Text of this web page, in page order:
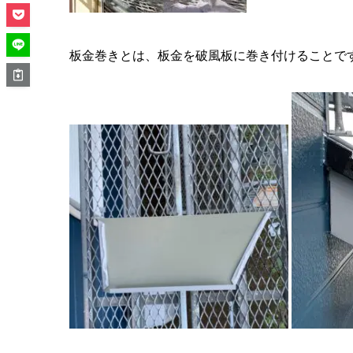
板金巻きとは、板金を破風板に巻き付けることで